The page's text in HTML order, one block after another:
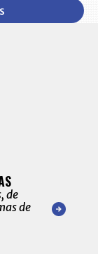
de
de
de las